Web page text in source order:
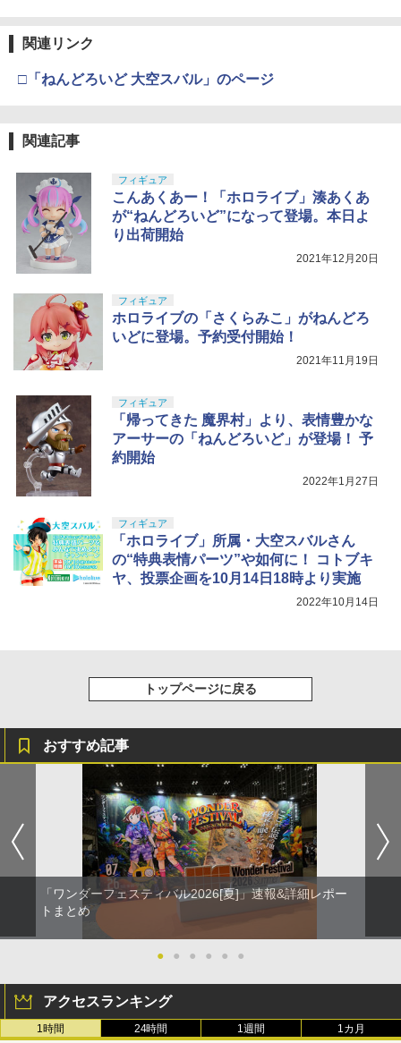
関連リンク
□「ねんどろいど 大空スバル」のページ
関連記事
フィギュア
こんあくあー！「ホロライブ」湊あくあ
が“ねんどろいど”になって登場。本日よ
り出荷開始
2021年12月20日
フィギュア
ホロライブの「さくらみこ」がねんどろ
いどに登場。予約受付開始！
2021年11月19日
フィギュア
「帰ってきた 魔界村」より、表情豊かな
アーサーの「ねんどろいど」が登場！ 予
約開始
2022年1月27日
フィギュア
「ホロライブ」所属・大空スバルさん
の“特典表情パーツ”や如何に！ コトブキ
ヤ、投票企画を10月14日18時より実施
2022年10月14日
トップページに戻る
おすすめ記事
「ワンダーフェスティバル2026[夏]」速報&詳細レポー
トまとめ
● ● ● ● ● ●
アクセスランキング
1時間 24時間 1週間 1カ月